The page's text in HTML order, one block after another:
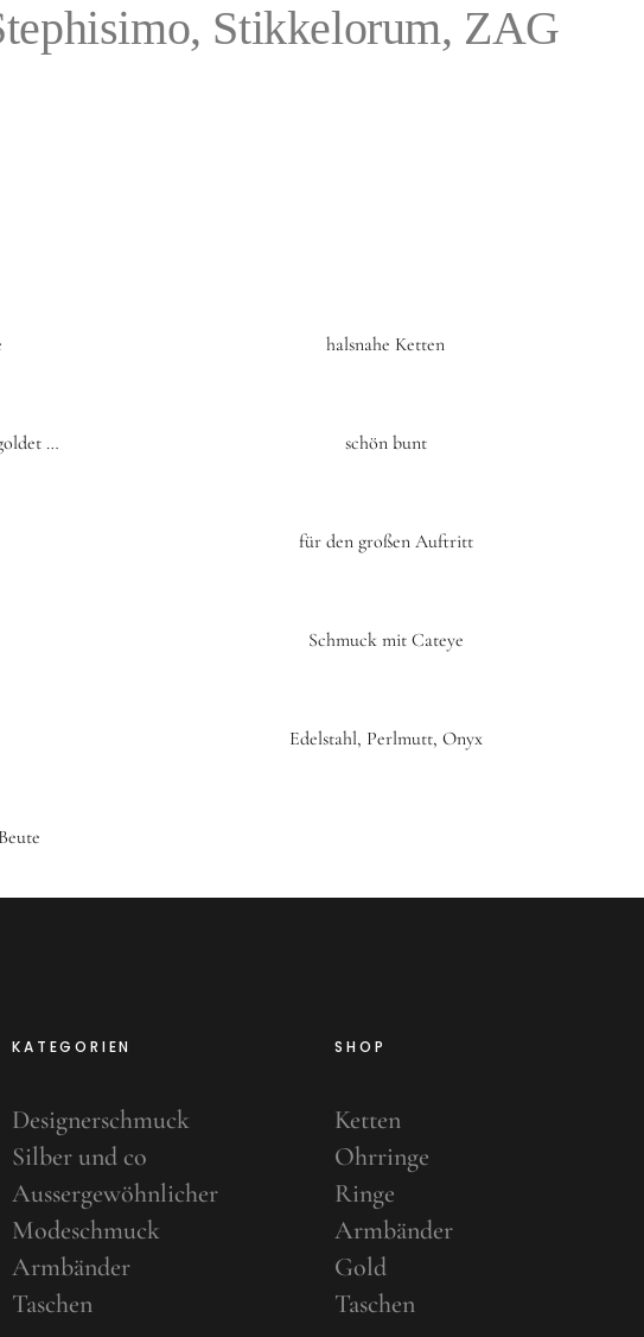
Stikkelorum, ZAG
halsnahe Ketten
… schön bunt
für den großen Auftritt
Schmuck mit Cateye
Edelstahl, Perlmutt, Onyx
KATEGORIEN
Designerschmuck
Silber und co
Aussergewöhnlicher
Modeschmuck
Armbänder
Taschen
SHOP
Ketten
Ohrringe
Ringe
Armbänder
Gold
Taschen